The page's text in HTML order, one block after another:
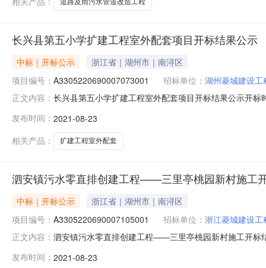
道路及雨污水管道改造工程
长兴县第五小学扩建工程室外配套项目开标结果公示
中标｜开标公示
浙江省｜湖州市｜南浔区
项目编号： A3305220690007073001 招标单位： 湖州菱城建设工
正文内容： 长兴县第五小学扩建工程室外配套项目开标结果公示开
建设集团有限公司工期:90保证金金额:null;投标人名称:
发布时间： 2021-08-23
相关产品：
扩建工程室外配套
泗安镇污水零直排创建工程——三里亭桃园新村施工
中标｜开标公示
浙江省｜湖州市｜南浔区
项目编号： A3305220690007105001 招标单位： 浙江菱城建设工
正文内容： 泗安镇污水零直排创建工程——三里亭桃园新村施工开标
名称:浙江长兴尧诚建设有限公司工期:90保证金金额
发布时间： 2021-08-23